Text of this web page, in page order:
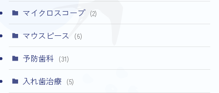
マイクロスコープ (2)
マウスピース (6)
予防歯科 (31)
入れ歯治療 (5)